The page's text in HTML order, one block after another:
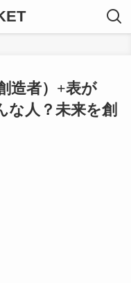
造者）+表が
な人？未来を創